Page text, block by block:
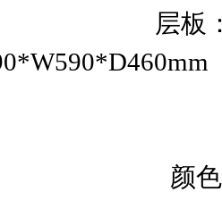
层板：
颜色：